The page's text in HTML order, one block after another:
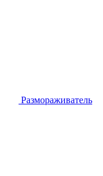
Размораживатель